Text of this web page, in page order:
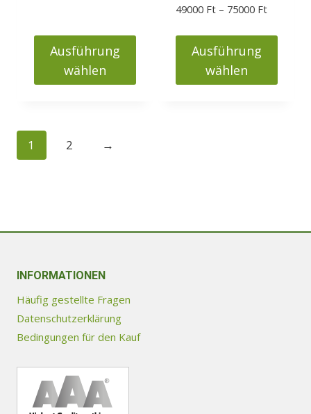
Ausführung
wählen
weist
mehrere
der
Produktseite
gewählt
werden
49000 Ft – 75000 Ft
bis
Ausführung
wählen
1 2 →
INFORMATIONEN
Häufig gestellte Fragen
Datenschutzerklärung
Bedingungen für den Kauf